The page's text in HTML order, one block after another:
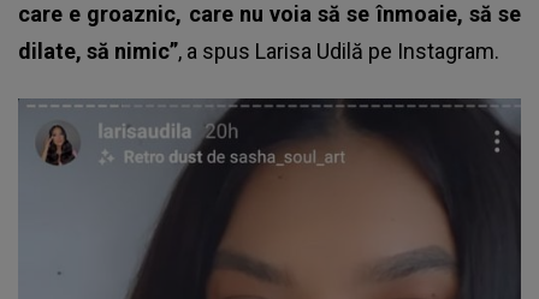
care e groaznic, care nu voia să se înmoaie, să se
dilate, să nimic”, a spus Larisa Udilă pe Instagram.